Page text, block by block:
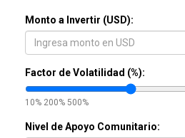
Monto a Invertir (USD):
Factor de Volatilidad (%):
10% 200% 500%
Nivel de Apoyo Comunitario: